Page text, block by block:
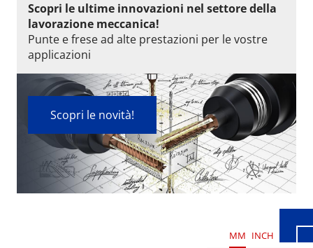
Scopri le ultime innovazioni nel settore della
lavorazione meccanica!
Punte e frese ad alte prestazioni per le vostre
applicazioni
Scopri le novità!
MM INCH